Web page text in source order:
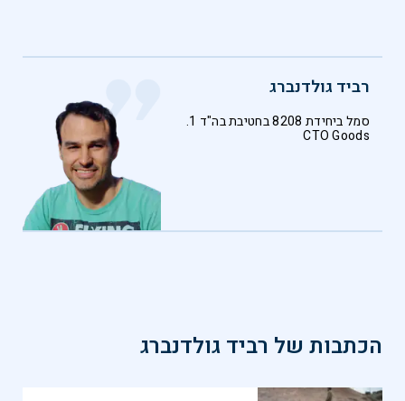
רביד גולדנברג
סמל ביחידת 8208 בחטיבת בה"ד 1.
CTO Goods
הכתבות של רביד גולדנברג